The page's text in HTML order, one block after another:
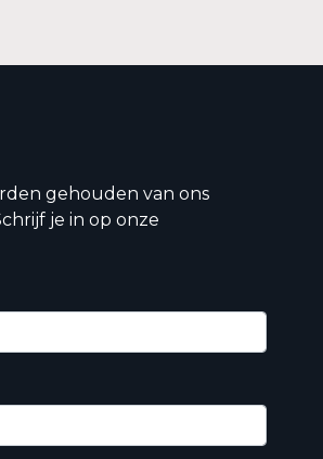
gehouden van ons
je in op onze